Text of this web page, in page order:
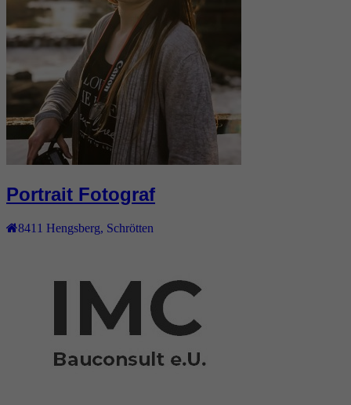
Portrait Fotograf
8411 Hengsberg Schrötten